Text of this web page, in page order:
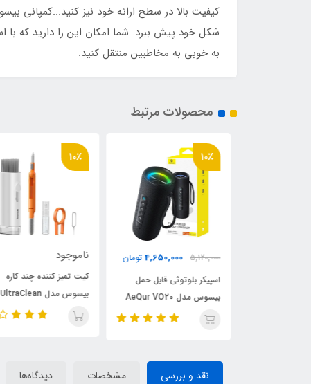
شکل خود پیش ببرد. شما امکان این را دارید که با
به خوبی به مخاطبین منتقل کنید.
محصولات مرتبط
10٪
5,120,000
4,650,000 تومان
اسپیکر بلوتوثی قابل حمل
بیسوس مدل AeQur VO20
10٪
ناموجود
کیت تمیز کننده چند کاره
بیسوس مدل UltraClean
Series
نقد و بررسی مشخصات دیدگاه‌ها